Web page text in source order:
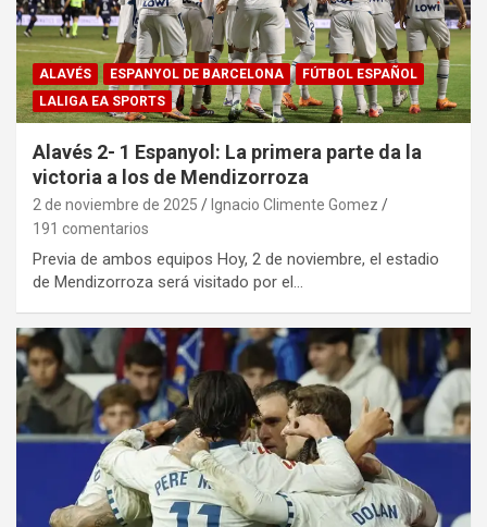
ALAVÉS ESPANYOL DE BARCELONA
FÚTBOL ESPAÑOL
LALIGA EA SPORTS
Alavés 2- 1 Espanyol: La primera parte da la
victoria a los de Mendizorroza
2 de noviembre de 2025
Ignacio Climente Gomez
191 comentarios
Previa de ambos equipos Hoy, 2 de noviembre, el estadio
de Mendizorroza será visitado por el…